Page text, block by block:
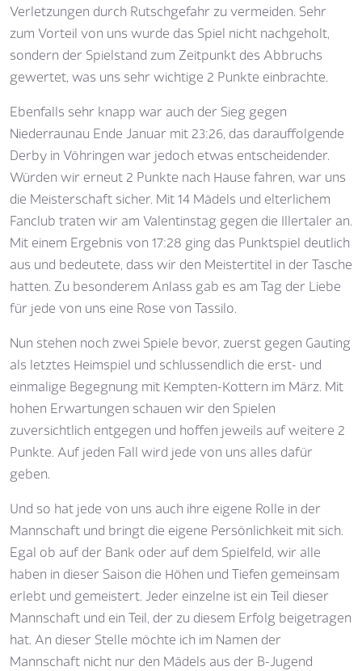
Verletzungen durch Rutschgefahr zu vermeiden. Sehr
zum Vorteil von uns wurde das Spiel nicht nachgeholt,
sondern der Spielstand zum Zeitpunkt des Abbruchs
gewertet, was uns sehr wichtige 2 Punkte einbrachte.
Ebenfalls sehr knapp war auch der Sieg gegen
Niederraunau Ende Januar mit 23:26, das darauffolgende
Derby in Vöhringen war jedoch etwas entscheidender.
Würden wir erneut 2 Punkte nach Hause fahren, war uns
die Meisterschaft sicher. Mit 14 Mädels und elterlichem
Fanclub traten wir am Valentinstag gegen die Illertaler an.
Mit einem Ergebnis von 17:28 ging das Punktspiel deutlich
aus und bedeutete, dass wir den Meistertitel in der Tasche
hatten. Zu besonderem Anlass gab es am Tag der Liebe
für jede von uns eine Rose von Tassilo.
Nun stehen noch zwei Spiele bevor, zuerst gegen Gauting
als letztes Heimspiel und schlussendlich die erst- und
einmalige Begegnung mit Kempten-Kottern im März. Mit
hohen Erwartungen schauen wir den Spielen
zuversichtlich entgegen und hoffen jeweils auf weitere 2
Punkte. Auf jeden Fall wird jede von uns alles dafür
geben.
Und so hat jede von uns auch ihre eigene Rolle in der
Mannschaft und bringt die eigene Persönlichkeit mit sich.
Egal ob auf der Bank oder auf dem Spielfeld, wir alle
haben in dieser Saison die Höhen und Tiefen gemeinsam
erlebt und gemeistert. Jeder einzelne ist ein Teil dieser
Mannschaft und ein Teil, der zu diesem Erfolg beigetragen
hat. An dieser Stelle möchte ich im Namen der
Mannschaft nicht nur den Mädels aus der B-Jugend